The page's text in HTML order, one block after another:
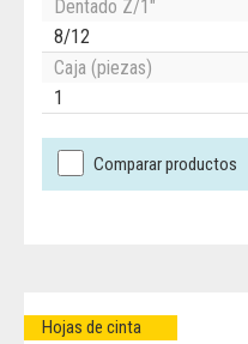
Dentado Z/1"
8/12
Caja (piezas)
1
Comparar productos
Hojas de cinta